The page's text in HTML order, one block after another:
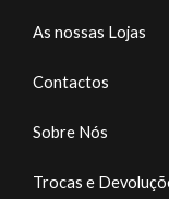
As nossas Lojas
Contactos
Sobre Nós
Trocas e